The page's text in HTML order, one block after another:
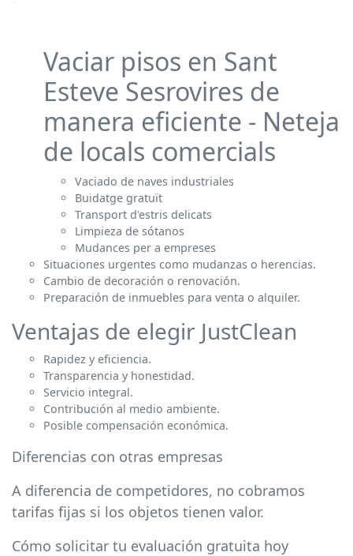
Vaciar pisos en Sant
Esteve Sesrovires de
manera eficiente - Neteja
de locals comercials
Vaciado de naves industriales
Buidatge gratuït
Transport d'estris delicats
Limpieza de sótanos
Mudances per a empreses
Situaciones urgentes como mudanzas o herencias.
Cambio de decoración o renovación.
Preparación de inmuebles para venta o alquiler.
Ventajas de elegir JustClean
Rapidez y eficiencia.
Transparencia y honestidad.
Servicio integral.
Contribución al medio ambiente.
Posible compensación económica.
Diferencias con otras empresas
A diferencia de competidores, no cobramos
tarifas fijas si los objetos tienen valor.
Cómo solicitar tu evaluación gratuita hoy